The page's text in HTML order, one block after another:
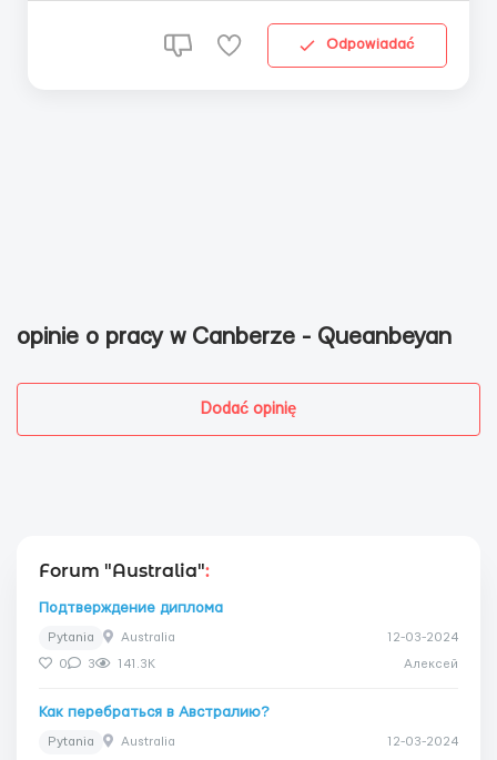
Odpowiadać
opinie o pracy w Canberze - Queanbeyan
Dodać opinię
Forum "Australia":
Подтверждение диплома
Pytania Australia 12-03-2024
0 3 141.3K Алексей
Как перебраться в Австралию?
Pytania Australia 12-03-2024